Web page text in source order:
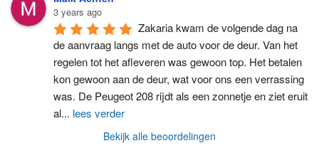
3 years ago
Zakaria kwam de volgende dag na
de aanvraag langs met de auto voor de deur. Van het
regelen tot het afleveren was gewoon top. Het betalen
kon gewoon aan de deur, wat voor ons een verrassing
was. De Peugeot 208 rijdt als een zonnetje en ziet eruit
al... lees verder
Bekijk alle beoordelingen